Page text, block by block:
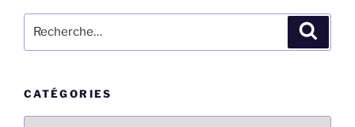
pour
CATÉGORIES